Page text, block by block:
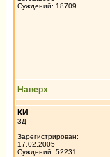
Суждений: 18709
Наверх
КИ
3Д
Зарегистрирован:
17.02.2005
Суждений: 52231